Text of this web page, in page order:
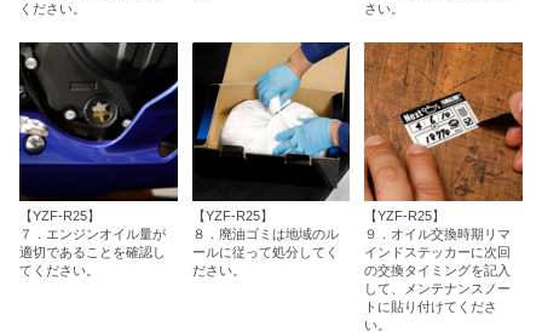
ください。
さい。
【YZF-R25】
７．エンジンオイル量が
適切であることを確認し
てください。
【YZF-R25】
８．廃油ゴミは地域のル
ールに従って処分してく
ださい。
【YZF-R25】
９．オイル交換時期リマ
インドステッカーに次回
の交換タイミングを記入
して、メンテナンスノー
トに貼り付けてくださ
い。